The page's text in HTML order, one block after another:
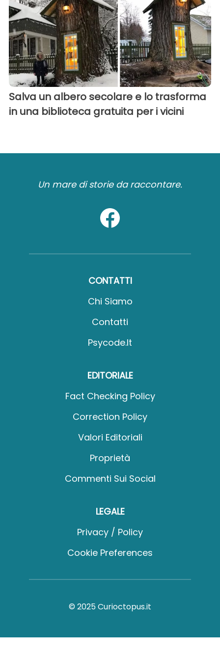
Salva un albero secolare e lo trasforma
in una biblioteca gratuita per i vicini
Un mare di storie da raccontare.
CONTATTI
Chi Siamo
Contatti
Psycode.it
EDITORIALE
Fact Checking Policy
Correction Policy
Valori Editoriali
Proprietà
Commenti Sui Social
LEGALE
Privacy / Policy
Cookie Preferences
© 2025 Curioctopus.it